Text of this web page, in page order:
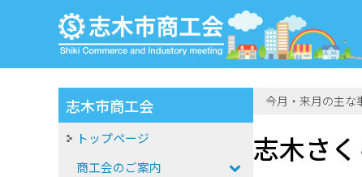
今月・来月の主な
志木さ
志木市商工会
トップページ
商工会のご案内